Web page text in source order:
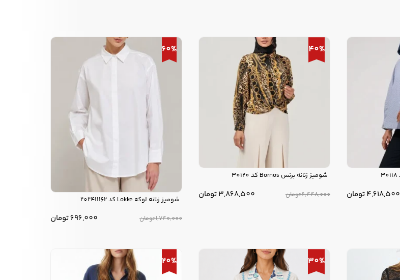
4,618,500تومان
40%
شومیز زنانه برنس Bornos کد 30120
6,448,000تومان 3,868,500تومان
60%
شومیز زنانه لوکه Lokke کد 202411162
1,740,000تومان 696,000تومان
30%
20%